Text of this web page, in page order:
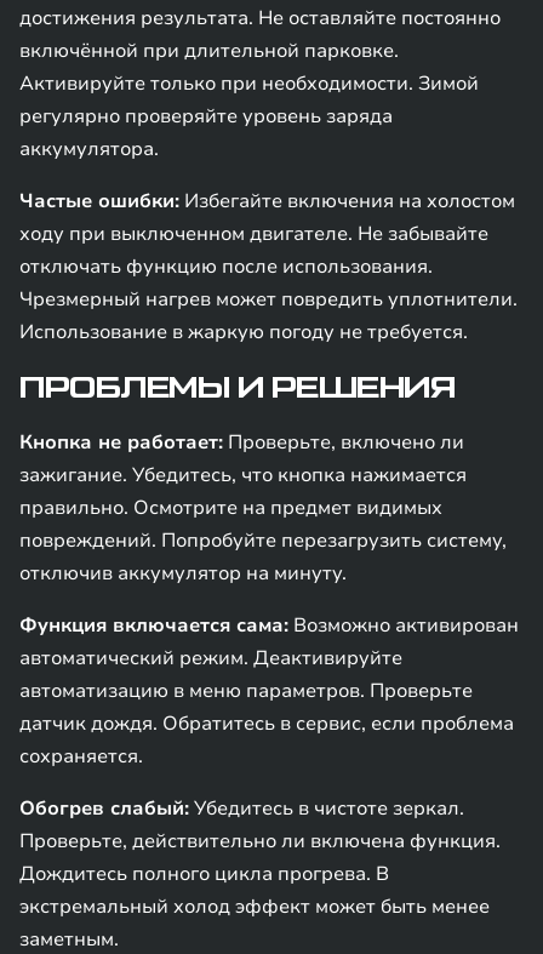
достижения результата. Не оставляйте постоянно
включённой при длительной парковке.
Активируйте только при необходимости. Зимой
регулярно проверяйте уровень заряда
аккумулятора.
Частые ошибки: Избегайте включения на холостом
ходу при выключенном двигателе. Не забывайте
отключать функцию после использования.
Чрезмерный нагрев может повредить уплотнители.
Использование в жаркую погоду не требуется.
ПРОБЛЕМЫ И РЕШЕНИЯ
Кнопка не работает: Проверьте, включено ли
зажигание. Убедитесь, что кнопка нажимается
правильно. Осмотрите на предмет видимых
повреждений. Попробуйте перезагрузить систему,
отключив аккумулятор на минуту.
Функция включается сама: Возможно активирован
автоматический режим. Деактивируйте
автоматизацию в меню параметров. Проверьте
датчик дождя. Обратитесь в сервис, если проблема
сохраняется.
Обогрев слабый:Убедитесь в чистоте зеркал.
Проверьте, действительно ли включена функция.
Дождитесь полного цикла прогрева. В
экстремальный холод эффект может быть менее
заметным.